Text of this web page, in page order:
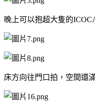
晚上可以抱超大隻的
床方向往門口拍，空間還